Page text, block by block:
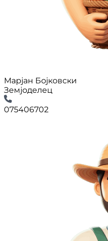
Марјан Бојковски
Земјоделец
075406702